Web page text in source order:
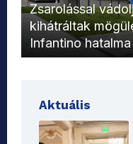
Zsarolással
kihátráltak
Infantino
Aktuális